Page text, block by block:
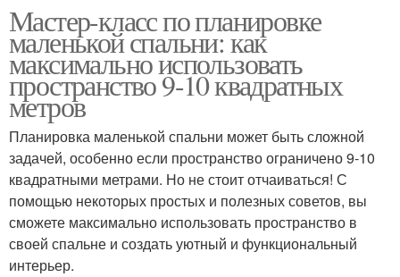
Мастер-класс по планировке
маленькой спальни: как
максимально использовать
пространство 9-10 квадратных
метров
Планировка маленькой спальни может быть сложной
задачей, особенно если пространство ограничено 9-10
квадратными метрами. Но не стоит отчаиваться! С
помощью некоторых простых и полезных советов, вы
сможете максимально использовать пространство в
своей спальне и создать уютный и функциональный
интерьер.